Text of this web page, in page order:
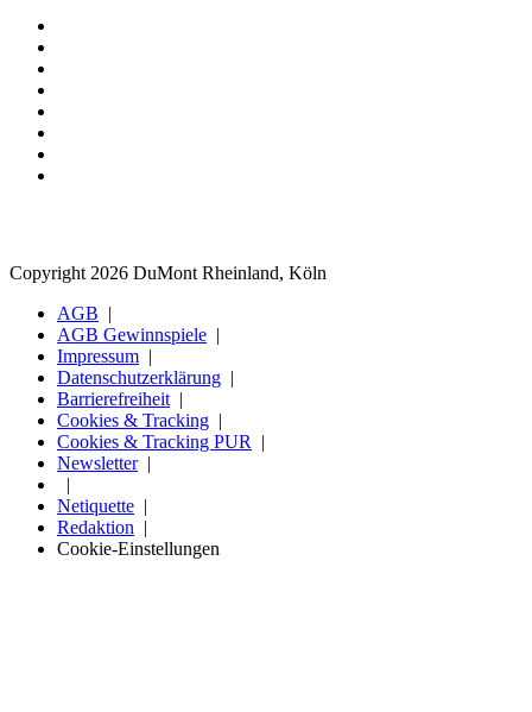
Copyright 2026 DuMont Rheinland, Köln
AGB
AGB Gewinnspiele
Impressum
Datenschutzerklärung
Barrierefreiheit
Cookies & Tracking
Cookies & Tracking PUR
Newsletter
Netiquette
Redaktion
Cookie-Einstellungen